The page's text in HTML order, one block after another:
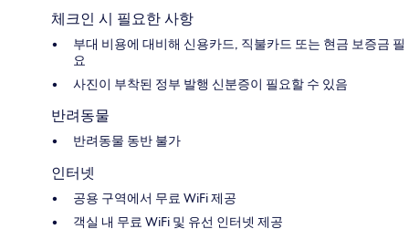
체크인 시 필요한 사항
부대 비용에 대비해 신용카드, 직불카드 또는 현금 보증금 필
요
사진이 부착된 정부 발행 신분증이 필요할 수 있음
반려동물
반려동물 동반 불가
인터넷
공용 구역에서 무료 WiFi 제공
객실 내 무료 WiFi 및 유선 인터넷 제공